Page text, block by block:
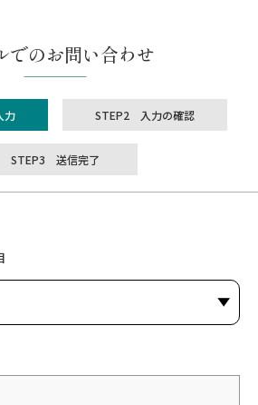
でのお問い合わせ
力 STEP2 入力の確認
STEP3 送信完了